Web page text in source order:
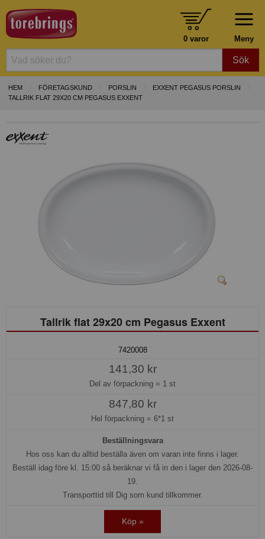
Meny
0 varor
Sök
HEM FÖRETAGSKUND PORSLIN
EXXENT PEGASUS PORSLIN
TALLRIK FLAT 29X20 CM PEGASUS EXXENT
Tallrik flat 29x20 cm Pegasus Exxent
7420008
141,30 kr
Del av förpackning = 1 st
847,80 kr
Hel förpackning = 6*1 st
Beställningsvara
Hos oss kan du alltid beställa även om varan inte finns i lager.
Beställ idag före kl. 15:00 så beräknar vi få in den i lager den 2026-08-
19.
Transporttid till Dig som kund tillkommer.
Köp »